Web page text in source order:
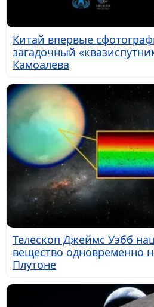
Китай впервые
загадочный
Камоалева
Телескоп Джеймс Уэбб
вещество одновременно
Плутоне